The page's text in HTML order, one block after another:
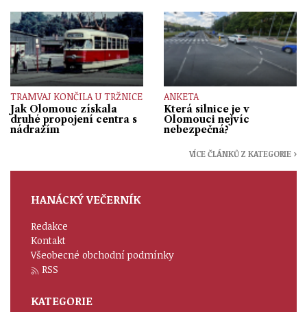
TRAMVAJ KONČILA U TRŽNICE
Jak Olomouc získala
druhé propojení centra s
nádražím
ANKETA
Která silnice je v
Olomouci nejvíc
nebezpečná?
VÍCE ČLÁNKŮ Z KATEGORIE ›
HANÁCKÝ VEČERNÍK
Redakce
Kontakt
Všeobecné obchodní podmínky
RSS
KATEGORIE